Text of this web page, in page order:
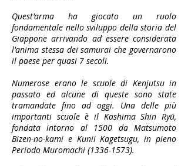
Quest'arma ha giocato un ruolo
fondamentale nello sviluppo della storia del
Giappone arrivando ad essere considerata
l'anima stessa dei samurai che governarono
il paese per quasi 7 secoli.
Numerose erano le scuole di Kenjutsu in
passato ed alcune di queste sono state
tramandate fino ad oggi. Una delle più
importanti scuole è il Kashima Shin Ryū,
fondata intorno al 1500 da Matsumoto
Bizen-no-kami e Kunii Kagetsugu, in pieno
Periodo Muromachi (1336-1573).